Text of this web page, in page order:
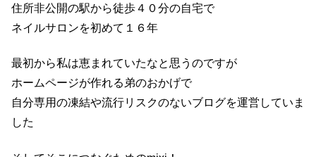
住所非公開の駅から徒歩４０分の自宅で
ネイルサロンを初めて１６年
最初から私は恵まれていたなと思うのですが
ホームページが作れる弟のおかげで
自分専用の凍結や流行リスクのないブログを運営していま
した